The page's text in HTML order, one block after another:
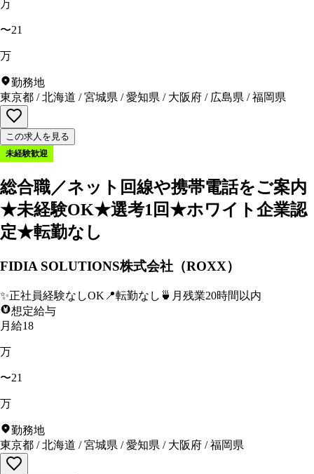
万
〜21
万
勤務地
東京都 /北海道 /宮城県 /愛知県 / 大阪府 / 広島県 /福岡県
この求人を見る
未経験歓迎
総合職／ネット回線や携帯電話をご案内
★未経験OK★選考1回★ホワイト企業認
定★転勤なし
FIDIA SOLUTIONS株式会社（ROXX）
✨正社員経験なしOK 📍転勤なし 🍵 月残業20時間以内
想定給与
月給18
万
〜21
万
勤務地
東京都 /北海道 /宮城県 /愛知県 / 大阪府 /福岡県